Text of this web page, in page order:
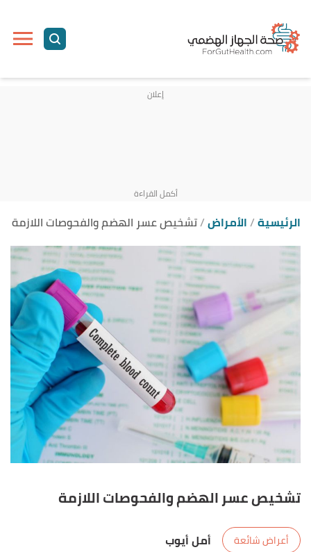
الرئيسية الأمراض تشخيص عسر الهضم والفحوصات اللازمة
تشخيص عسر الهضم والفحوصات اللازمة
أعراض شائعة
أمل أيوب